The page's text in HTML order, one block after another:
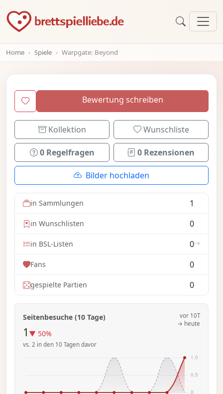
Home Spiele Warpgate: Beyond
Bewertung schreiben
Kollektion Wunschliste
0 Regelfragen 0 Rezensionen
Bilder hochladen
in Sammlungen 1
in Wunschlisten 0
in BSL-Listen 0
Fans 0
gespielte Partien 0
Seitenbesuche (10 Tage)
1 ▼ 50%
vs. 2 in den 10 Tagen davor
vor 10T
→ heute